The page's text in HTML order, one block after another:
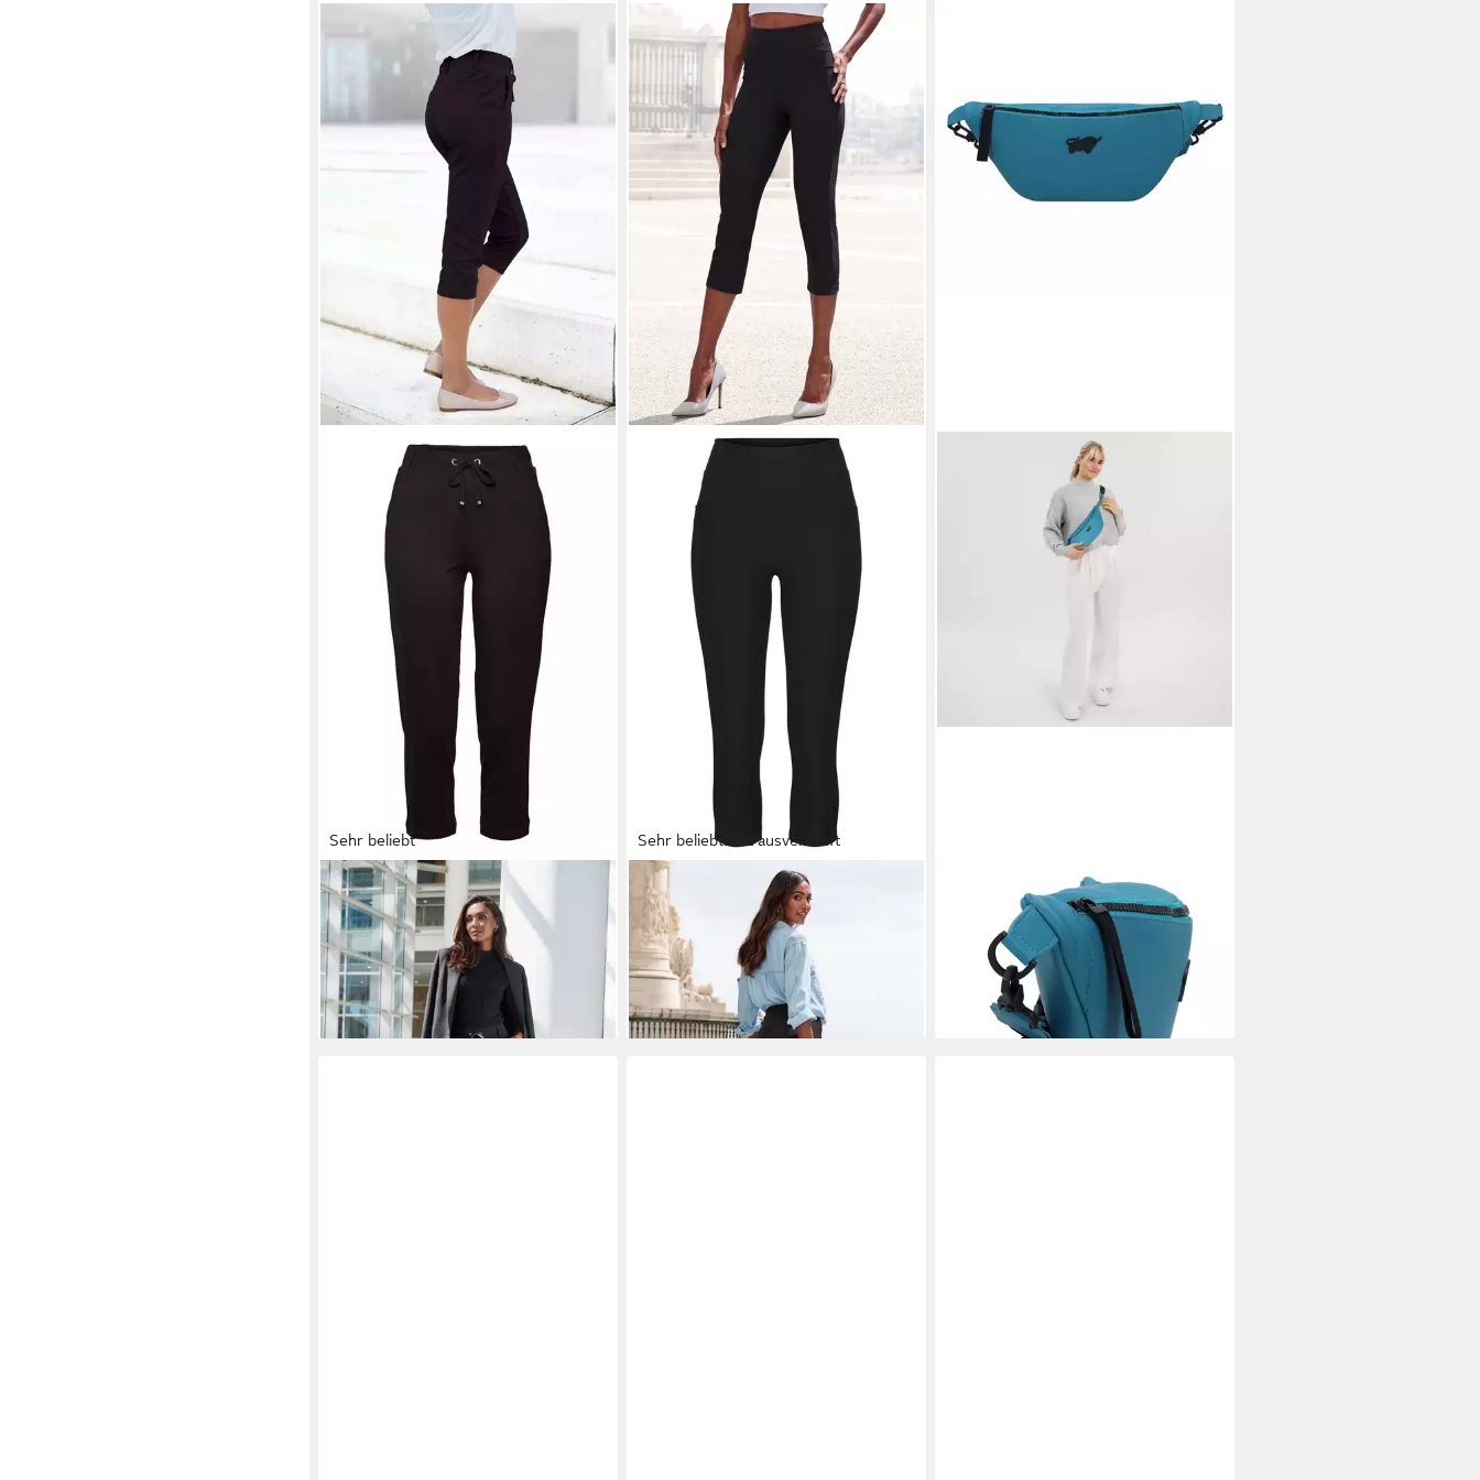
Sehr beliebt
LASCANACaprileggings mit
seitlichen Taschen, Loungewear
44,99 €
Sehr beliebtFast ausverkauft
H.I.S
Caprihose im Schlupfhosen
Style
34,99 €
+1
BRAUN BÜFFELGürteltasche Capri,
155,88 €
UVP179,00 €